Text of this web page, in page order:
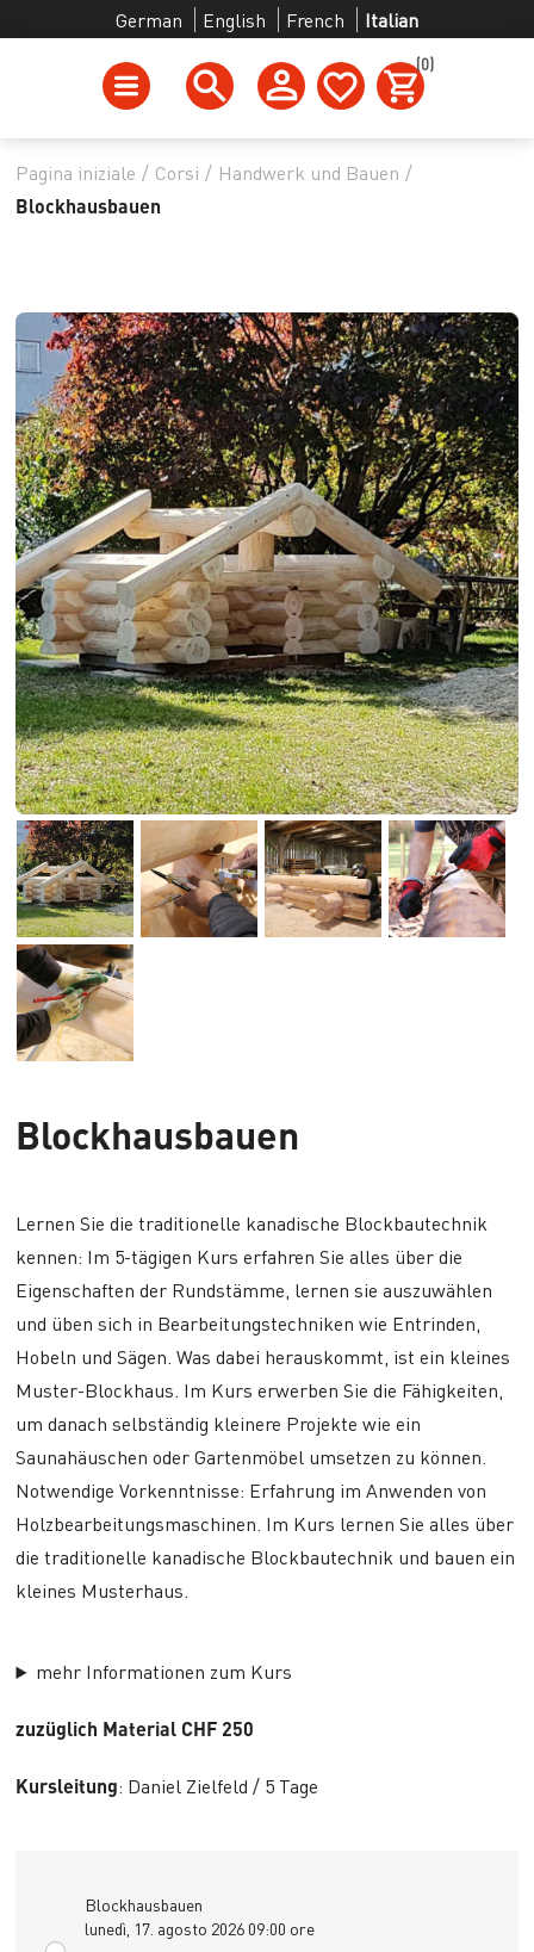
German English French Italian
(0)
Pagina iniziale / Corsi / Handwerk und Bauen /
Blockhausbauen
Blockhausbauen
Lernen Sie die traditionelle kanadische Blockbautechnik
kennen: Im 5-tägigen Kurs erfahren Sie alles über die
Eigenschaften der Rundstämme, lernen sie auszuwählen
und üben sich in Bearbeitungstechniken wie Entrinden,
Hobeln und Sägen. Was dabei herauskommt, ist ein kleines
Muster-Blockhaus. Im Kurs erwerben Sie die Fähigkeiten,
um danach selbständig kleinere Projekte wie ein
Saunahäuschen oder Gartenmöbel umsetzen zu können.
Notwendige Vorkenntnisse: Erfahrung im Anwenden von
Holzbearbeitungsmaschinen. Im Kurs lernen Sie alles über
die traditionelle kanadische Blockbautechnik und bauen ein
kleines Musterhaus.
mehr Informationen zum Kurs
zuzüglich Material CHF 250
Kursleitung: Daniel Zielfeld / 5 Tage
Blockhausbauen
lunedì, 17. agosto 2026 09:00 ore